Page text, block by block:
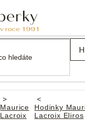
Maurice
Lacroix
Hodinky
Lacroix Eliros